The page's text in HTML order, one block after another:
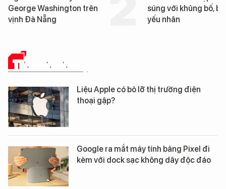
súng với khủng bố, bảo vệ
yếu nhân
tống tàu sân
George
TIN CÔNG NGHỆ
Liệu Apple có bỏ lỡ thị trường điện
thoại gập?
Google ra mắt máy tính bảng Pixel đi
kèm với dock sạc không dây độc đáo